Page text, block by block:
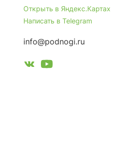
Открыть в Яндекс.Картах
Написать в Telegram
info@podnogi.ru